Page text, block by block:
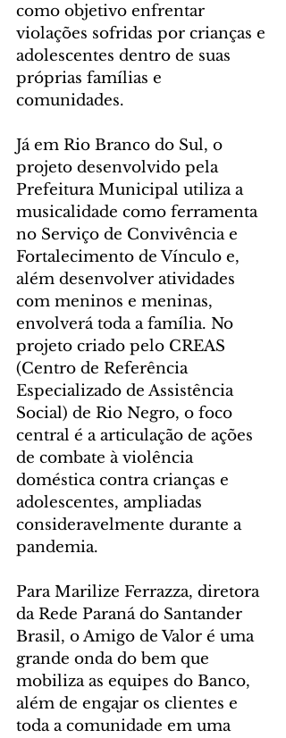
como objetivo enfrentar
violações sofridas por crianças e
adolescentes dentro de suas
próprias famílias e
comunidades.
Já em Rio Branco do Sul, o
projeto desenvolvido pela
Prefeitura Municipal utiliza a
musicalidade como ferramenta
no Serviço de Convivência e
Fortalecimento de Vínculo e,
além desenvolver atividades
com meninos e meninas,
envolverá toda a família. No
projeto criado pelo CREAS
(Centro de Referência
Especializado de Assistência
Social) de Rio Negro, o foco
central é a articulação de ações
de combate à violência
doméstica contra crianças e
adolescentes, ampliadas
consideravelmente durante a
pandemia.
Para Marilize Ferrazza, diretora
da Rede Paraná do Santander
Brasil, o Amigo de Valor é uma
grande onda do bem que
mobiliza as equipes do Banco,
além de engajar os clientes e
toda a comunidade em uma